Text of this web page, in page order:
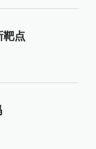
靶点